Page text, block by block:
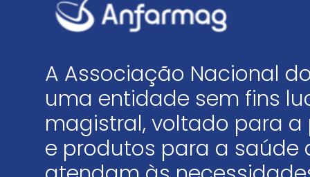
A Associação Nacional
uma entidade sem fins
magistral, voltado para
e produtos para a saúde